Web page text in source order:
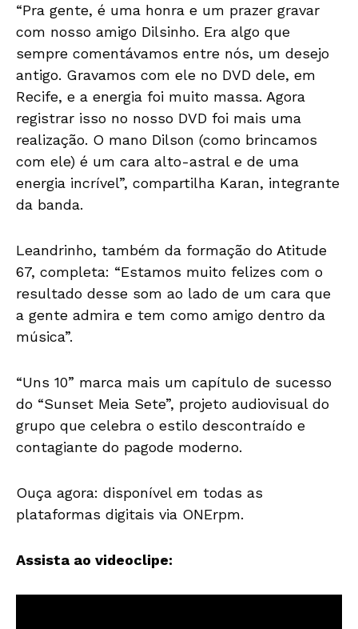
“Pra gente, é uma honra e um prazer gravar
com nosso amigo Dilsinho. Era algo que
sempre comentávamos entre nós, um desejo
antigo. Gravamos com ele no DVD dele, em
Recife, e a energia foi muito massa. Agora
registrar isso no nosso DVD foi mais uma
realização. O mano Dilson (como brincamos
com ele) é um cara alto-astral e de uma
energia incrível”, compartilha Karan, integrante
da banda.
Leandrinho, também da formação do Atitude
67, completa: “Estamos muito felizes com o
resultado desse som ao lado de um cara que
a gente admira e tem como amigo dentro da
música”.
“Uns 10” marca mais um capítulo de sucesso
do “Sunset Meia Sete”, projeto audiovisual do
grupo que celebra o estilo descontraído e
contagiante do pagode moderno.
Ouça agora: disponível em todas as
plataformas digitais via ONErpm.
Assista ao videoclipe: